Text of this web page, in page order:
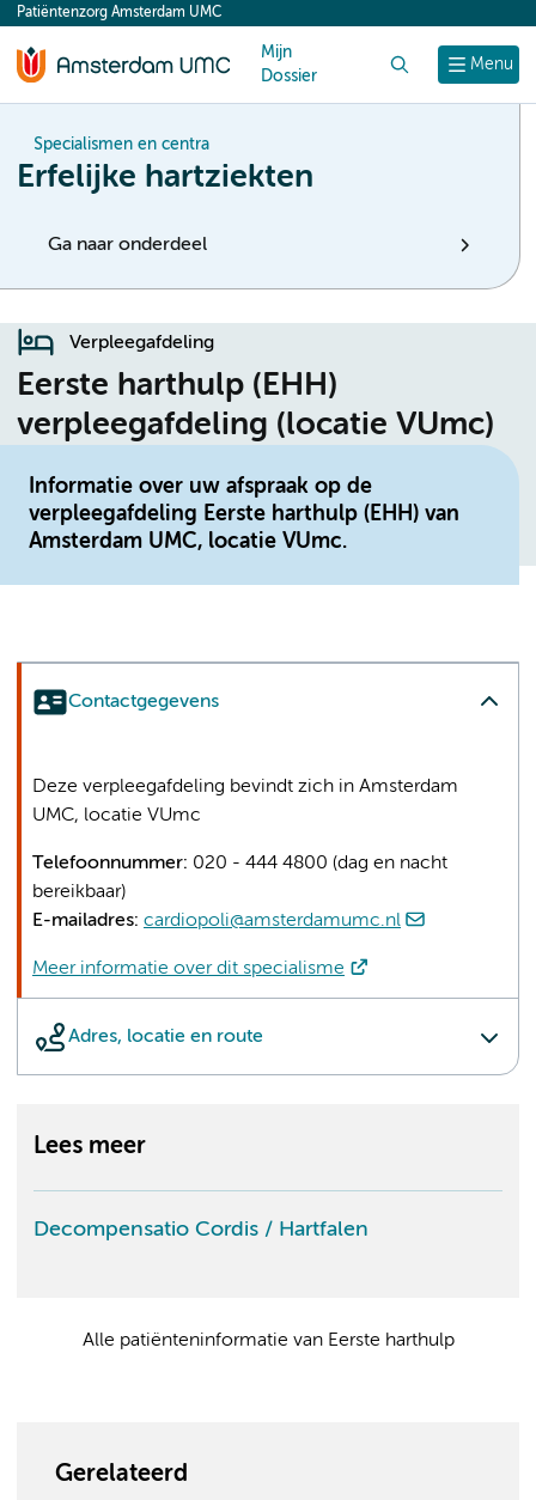
content
Menu
Patiëntenzorg Amsterdam UMC
Mijn
Dossier
Specialismen en centra
Erfelijke hartziekten
Ga naar onderdeel
Verpleegafdeling
Eerste harthulp (EHH)
verpleegafdeling (locatie VUmc)
Informatie over uw afspraak op de
verpleegafdeling Eerste harthulp (EHH) van
Amsterdam UMC, locatie VUmc.
Contactgegevens
Adres, locatie en route
Deze verpleegafdeling bevindt zich in Amsterdam
UMC, locatie VUmc
Telefoonnummer: 020 - 444 4800 (dag en nacht
bereikbaar)
E-mailadres: cardiopoli@amsterdamumc.nl
Meer informatie over dit specialisme
Lees meer
Decompensatio Cordis / Hartfalen
Alle patiënteninformatie van Eerste harthulp
Gerelateerd